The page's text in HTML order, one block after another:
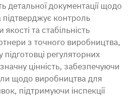
детальної документації щодо
контроль
та стабільність
з точного виробництва,
підготовці регуляторних
цінність, забезпечуючи
щодо виробництва для
підтримуючи інспекції